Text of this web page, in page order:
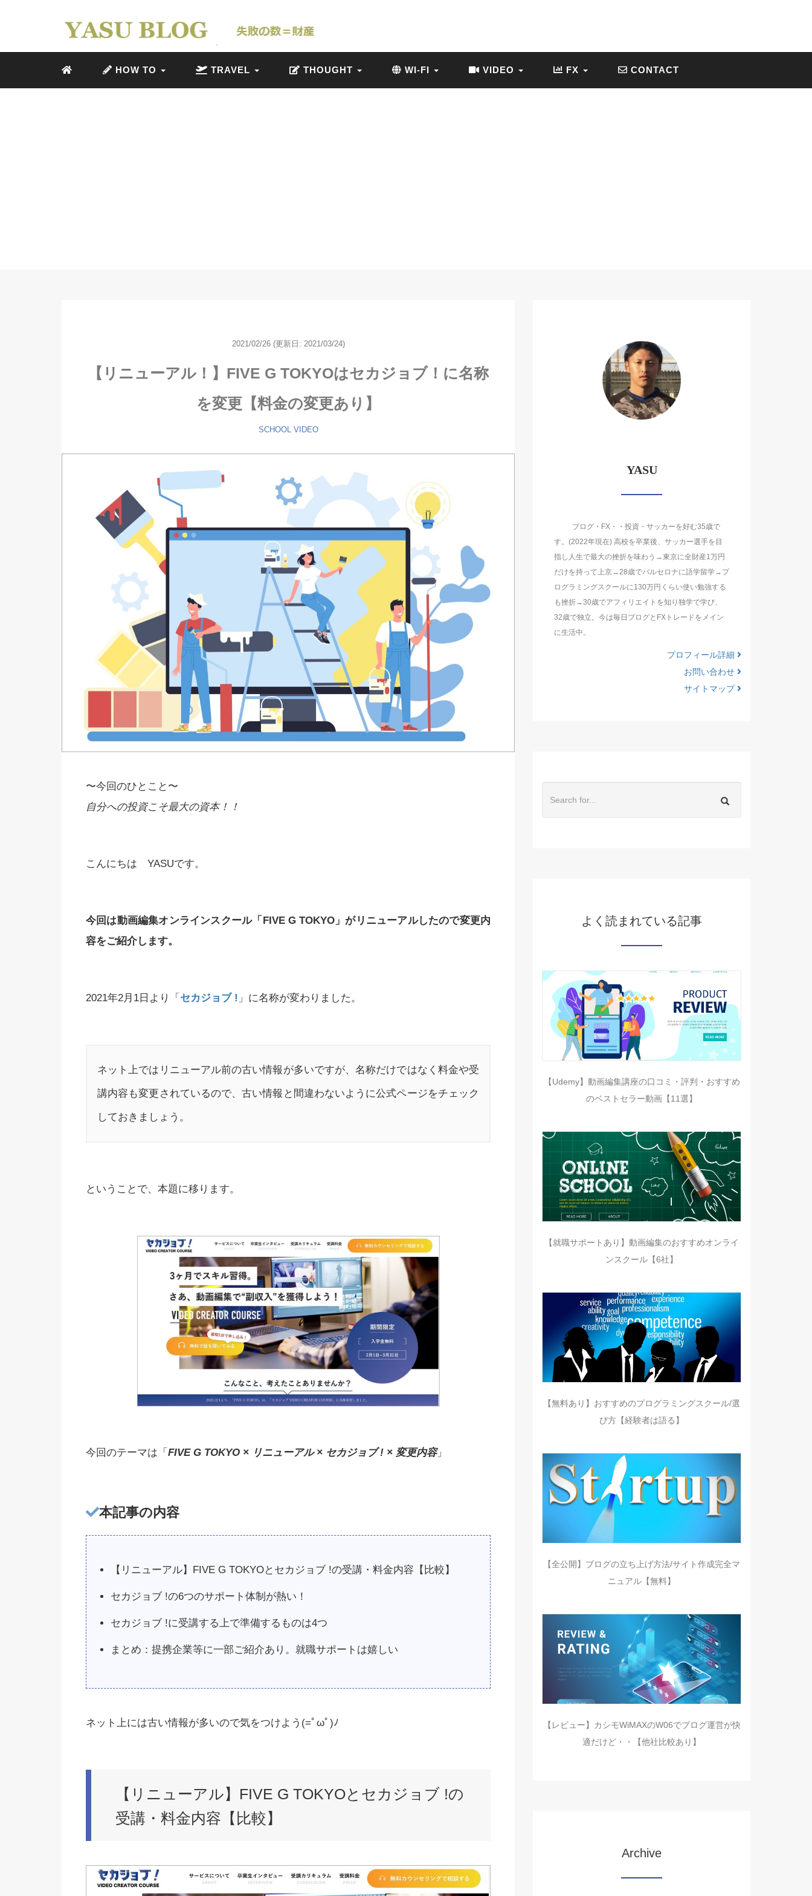
HOW TO TRAVEL THOUGHT WI-FI VIDEO FX CONTACT
2021/02/26 (更新日: 2021/03/24)
【リニューアル！】FIVE G TOKYOはセカジョブ！に名称
を変更【料金の変更あり】
SCHOOL VIDEO
〜今回のひとこと〜
自分への投資こそ最大の資本！！
こんにちは YASUです。
今回は動画編集オンラインスクール「FIVE G TOKYO」がリニューアルしたので変更内
容をご紹介します。
2021年2月1日より「 セカジョブ ! 」に名称が変わりました。
ネット上ではリニューアル前の古い情報が多いですが、名称だけではなく料金や受
講内容も変更されているので、古い情報と間違わないように公式ページをチェック
しておきましょう。
ということで、本題に移ります。
今回のテーマは「 FIVE G TOKYO × リニューアル × セカジョブ ! × 変更内容」
本記事の内容
【リニューアル】FIVE G TOKYOとセカジョブ !の受講・料金内容【比較】
セカジョブ !の6つのサポート体制が熱い！
セカジョブ !に受講する上で準備するものは4つ
まとめ：提携企業等に一部ご紹介あり。就職サポートは嬉しい
ネット上には古い情報が多いので気をつけよう(=ﾟωﾟ)ﾉ
【リニューアル】FIVE G TOKYOとセカジョブ !の
受講・料金内容【比較】
YASU
ブログ・FX・・投資・サッカーを好む35歳で
す。(2022年現在) 高校を卒業後、サッカー選手を目
指し人生で最大の挫折を味わう→東京に全財産1万円
だけを持って上京→28歳でバルセロナに語学留学→プ
ログラミングスクールに130万円くらい使い勉強する
も挫折→30歳でアフィリエイトを知り独学で学び、
32歳で独立。今は毎日ブログとFXトレードをメイン
に生活中。
プロフィール詳細
お問い合わせ
サイトマップ
よく読まれている記事
【Udemy】動画編集講座の口コミ・評判・おすすめ
のベストセラー動画【11選】
【就職サポートあり】動画編集のおすすめオンライ
ンスクール【6社】
【無料あり】おすすめのプログラミングスクール/選
び方【経験者は語る】
【全公開】ブログの立ち上げ方法/サイト作成完全マ
ニュアル【無料】
【レビュー】カシモWiMAXのW06でブログ運営が快
適だけど・・【他社比較あり】
Archive